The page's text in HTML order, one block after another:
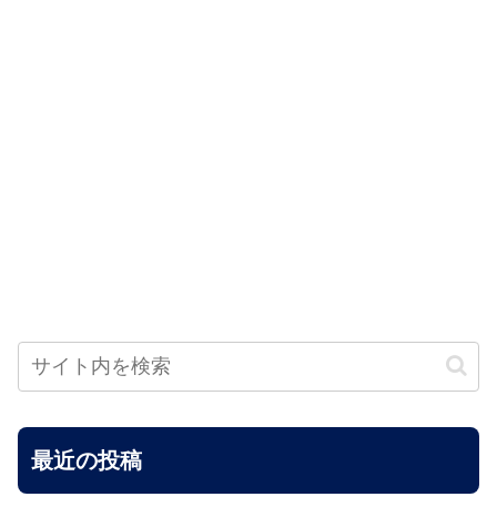
最近の投稿